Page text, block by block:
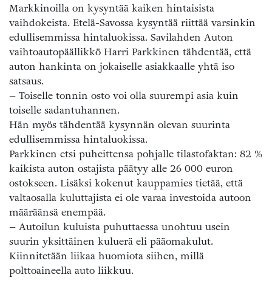
Markkinoilla on kysyntää kaiken hintaisista
vaihdokeista. Etelä-Savossa kysyntää riittää varsinkin
edullisemmissa hintaluokissa. Savilahden Auton
vaihtoautopäällikkö Harri Parkkinen tähdentää, että
auton hankinta on jokaiselle asiakkaalle yhtä iso
satsaus.
– Toiselle tonnin osto voi olla suurempi asia kuin
toiselle sadantuhannen.
Hän myös tähdentää kysynnän olevan suurinta
edullisemmissa hintaluokissa.
Parkkinen etsi puheittensa pohjalle tilastofaktan: 82 %
kaikista auton ostajista päätyy alle 26 000 euron
ostokseen. Lisäksi kokenut kauppamies tietää, että
valtaosalla kuluttajista ei ole varaa investoida autoon
määräänsä enempää.
– Autoilun kuluista puhuttaessa unohtuu usein
suurin yksittäinen kuluerä eli pääomakulut.
Kiinnitetään liikaa huomiota siihen, millä
polttoaineella auto liikkuu.